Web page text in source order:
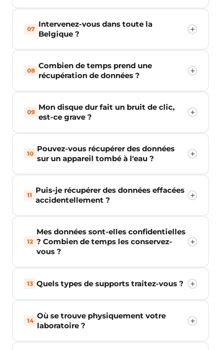
07
Intervenez-vous dans toute la
Belgique ?
08
Combien de temps prend une
récupération de données ?
09
Mon disque dur fait un bruit de clic,
est-ce grave ?
10
Pouvez-vous récupérer des données
sur un appareil tombé à l'eau ?
11
Puis-je récupérer des données effacées
accidentellement ?
12
Mes données sont-elles confidentielles
? Combien de temps les conservez-
vous ?
13 Quels types de supports traitez-vous ?
14
Où se trouve physiquement votre
laboratoire ?